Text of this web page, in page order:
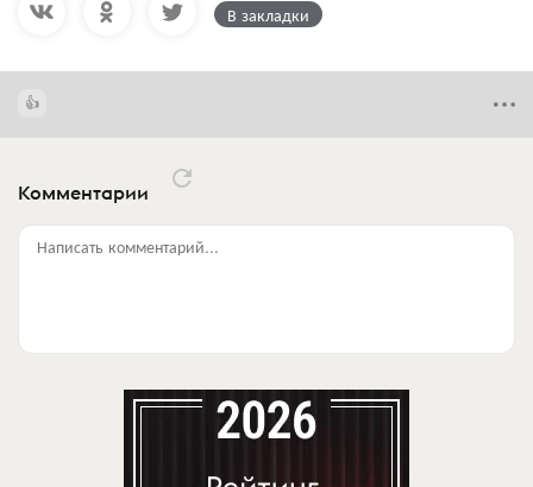
В закладки
Комментарии
Написать комментарий...